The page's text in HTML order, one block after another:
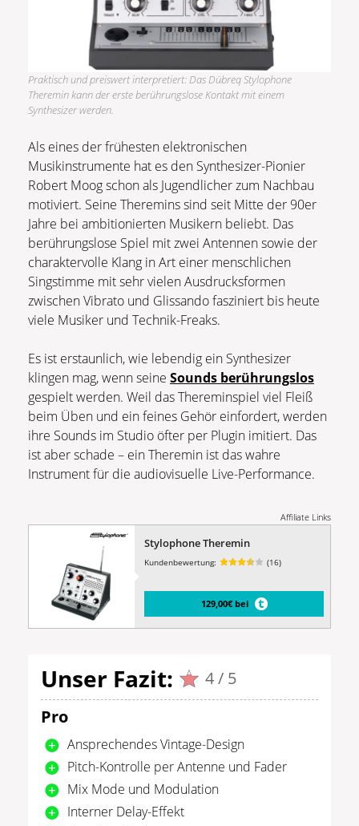
Praktisch und preiswert interpretiert: Das Dübreq Stylophone
Theremin kann der erste berührungslose Kontakt mit einem
Synthesizer werden.
Als eines der frühesten elektronischen
Musikinstrumente hat es den Synthesizer-Pionier
Robert Moog schon als Jugendlicher zum Nachbau
motiviert. Seine Theremins sind seit Mitte der 90er
Jahre bei ambitionierten Musikern beliebt. Das
berührungslose Spiel mit zwei Antennen sowie der
charaktervolle Klang in Art einer menschlichen
Singstimme mit sehr vielen Ausdrucksformen
zwischen Vibrato und Glissando fasziniert bis heute
viele Musiker und Technik-Freaks.
Es ist erstaunlich, wie lebendig ein Synthesizer
klingen mag, wenn seine Sounds berührungslos
gespielt werden. Weil das Thereminspiel viel Fleiß
beim Üben und ein feines Gehör einfordert, werden
ihre Sounds im Studio öfter per Plugin imitiert. Das
ist aber schade – ein Theremin ist das wahre
Instrument für die audiovisuelle Live-Performance.
Affiliate Links
Stylophone Theremin
Kundenbewertung: (16)
129,00€ bei
Unser Fazit:
4 / 5
Pro
Ansprechendes Vintage-Design
Pitch-Kontrolle per Antenne und Fader
Mix Mode und Modulation
Interner Delay-Effekt